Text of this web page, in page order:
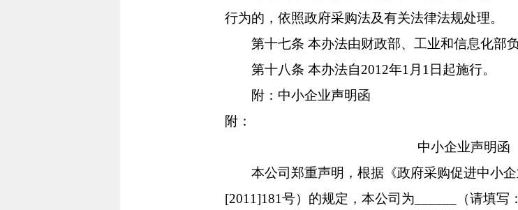
行为的，依照政府采购法及有关法律法规处理。
第十七条 本办法由财政部、工业和信息化部负
第十八条 本办法自2012年1月1日起施行。
附：中小企业声明函
附：
中小企业声明函
本公司郑重声明，根据《政府采购促进中小企
[2011]181号）的规定，本公司为______（请填写